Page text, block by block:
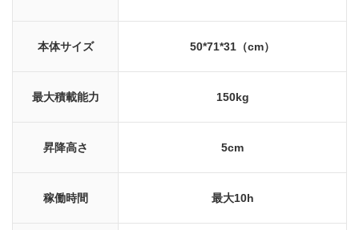
本体サイズ 50*71*31（cm）
最大積載能力 150kg
昇降高さ 5cm
稼働時間 最大10h